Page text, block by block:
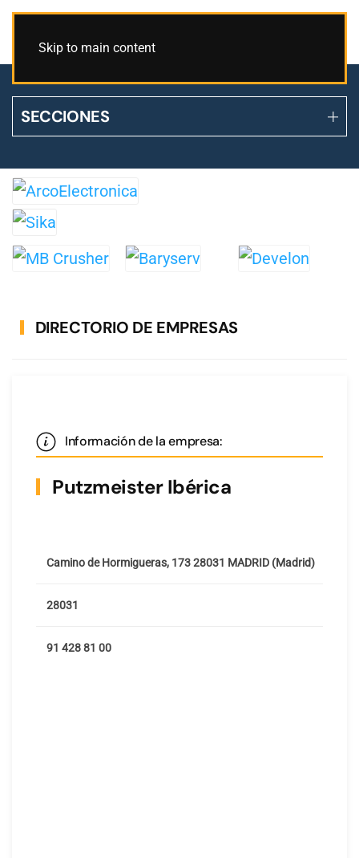
Skip to main content
SECCIONES
DIRECTORIO DE EMPRESAS
Información de la empresa:
Putzmeister Ibérica
Camino de Hormigueras, 173 28031 MADRID (Madrid)
28031
91 428 81 00